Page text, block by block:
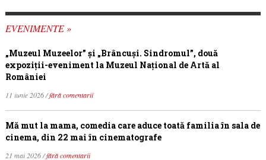
EVENIMENTE »
„Muzeul Muzeelor” și „Brâncuși. Sindromul”, două
expoziții-eveniment la Muzeul Național de Artă al
României
11 iunie 2026 /fără comentarii
Mă mut la mama, comedia care aduce toată familia în sala de
cinema, din 22 mai în cinematografe
21 mai 2026 /fără comentarii